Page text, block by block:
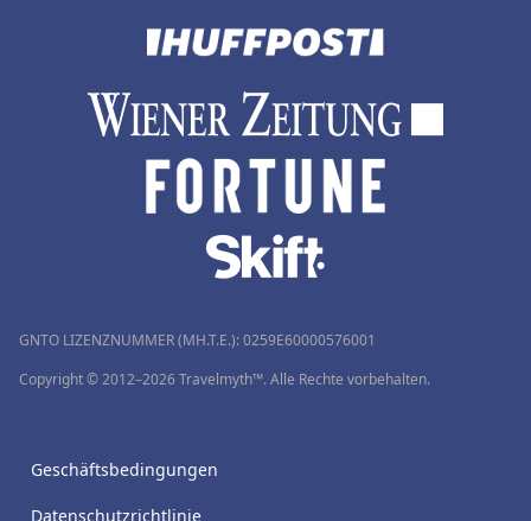
GNTO LIZENZNUMMER (MH.T.E.): 0259Ε60000576001
Copyright © 2012–2026 Travelmyth™. Alle Rechte vorbehalten.
Geschäftsbedingungen
Datenschutzrichtlinie